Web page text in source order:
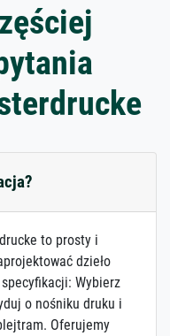
to prosty i
dzieło
specyfikacji: Wybierz
o nośniku druku i
Oferujemy